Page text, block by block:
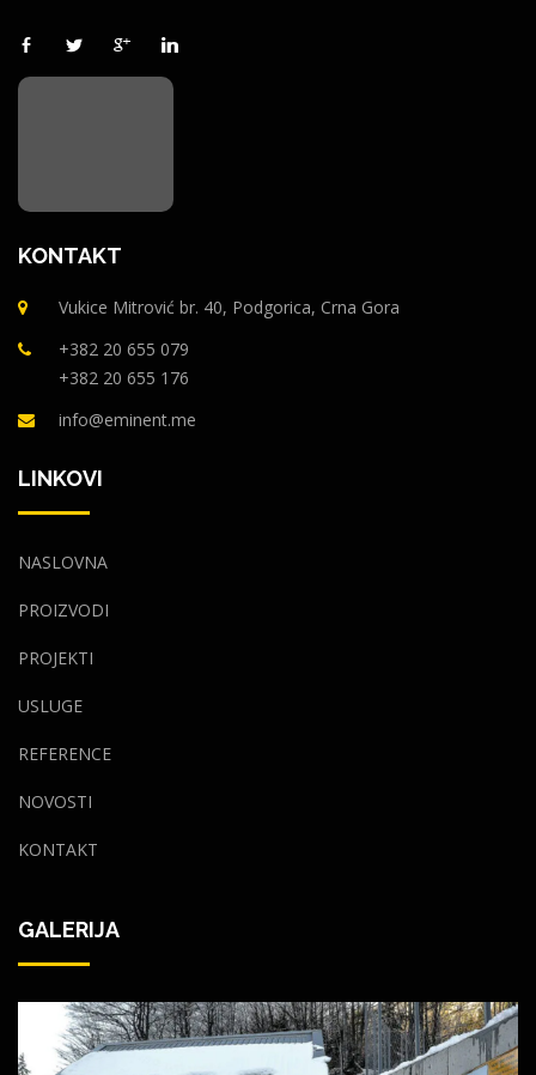
KONTAKT
Vukice Mitrović br. 40, Podgorica, Crna Gora
+382 20 655 079
+382 20 655 176
info@eminent.me
LINKOVI
NASLOVNA
PROIZVODI
PROJEKTI
USLUGE
REFERENCE
NOVOSTI
KONTAKT
GALERIJA